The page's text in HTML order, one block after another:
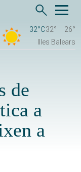
32°C32°
26°
Illes Balears
de
a
a